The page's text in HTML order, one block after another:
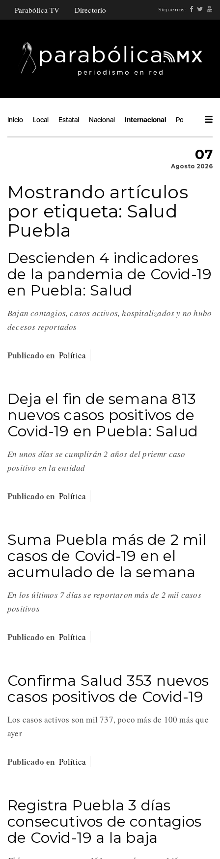
Parabólica TV Directorio Síguenos:
Inicio Local Estatal Nacional Internacional Política
07
Agosto 2026
Mostrando artículos
por etiqueta: Salud
Puebla
Descienden 4 indicadores
de la pandemia de Covid-19
en Puebla: Salud
Bajan contagios, casos activos, hospitalizados y no hubo
decesos reportados
Publicado en Política
Deja el fin de semana 813
nuevos casos positivos de
Covid-19 en Puebla: Salud
En unos días se cumplirán 2 años del priemr caso
positivo en la entidad
Publicado en Política
Suma Puebla más de 2 mil
casos de Covid-19 en el
acumulado de la semana
En los últimos 7 días se reportaron más de 2 mil casos
positivos
Publicado en Política
Confirma Salud 353 nuevos
casos positivos de Covid-19
Los casos activos son mil 737, poco más de 100 más que
ayer
Publicado en Política
Registra Puebla 3 días
consecutivos de contagios
de Covid-19 a la baja